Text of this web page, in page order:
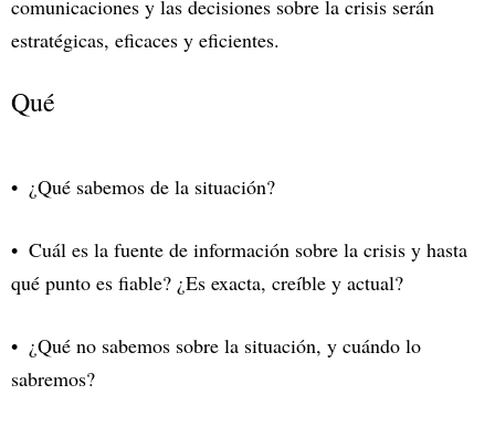
comunicaciones y las decisiones sobre la crisis serán
estratégicas, eficaces y eficientes.
Qué
¿Qué sabemos de la situación?
Cuál es la fuente de información sobre la crisis y hasta
qué punto es fiable? ¿Es exacta, creíble y actual?
¿Qué no sabemos sobre la situación, y cuándo lo
sabremos?